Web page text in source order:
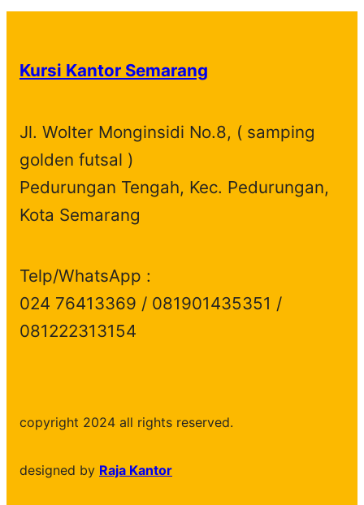
Kursi Kantor Semarang
Jl. Wolter Monginsidi No.8, ( samping
golden futsal )
Pedurungan Tengah, Kec. Pedurungan,
Kota Semarang
Telp/WhatsApp :
024 76413369 / 081901435351 /
081222313154
copyright 2024 all rights reserved.
designed by Raja Kantor